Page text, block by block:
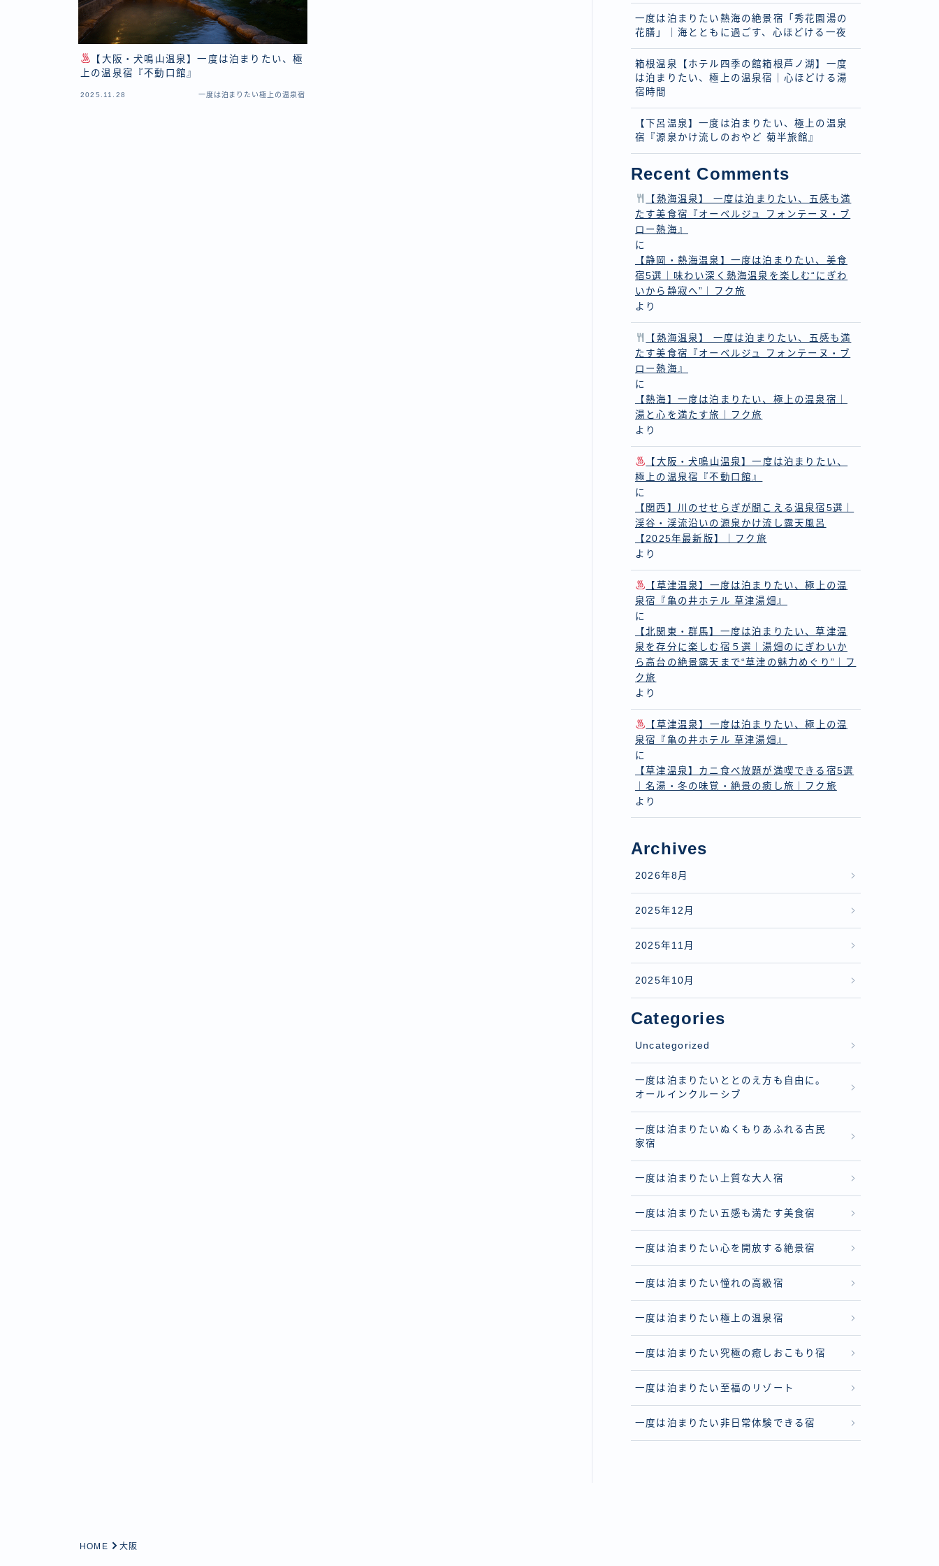
【大阪・犬鳴山温泉】一度は泊まりたい、極
上の温泉宿『不動口館』
2025.11.28 一度は泊まりたい極上の温泉宿
一度は泊まりたい熱海の絶景宿「秀花園湯の
花膳」｜海とともに過ごす、心ほどける一夜
箱根温泉【ホテル四季の館箱根芦ノ湖】一度
は泊まりたい、極上の温泉宿｜心ほどける湯
宿時間
【下呂温泉】一度は泊まりたい、極上の温泉
宿『源泉かけ流しのおやど 菊半旅館』
Recent Comments
【熱海温泉】 一度は泊まりたい、五感も満
たす美食宿『オーベルジュ フォンテーヌ・ブ
ロー熱海』
に
【静岡・熱海温泉】一度は泊まりたい、美食
宿5選｜味わい深く熱海温泉を楽しむ“にぎわ
いから静寂へ”｜フク旅
より
【熱海温泉】 一度は泊まりたい、五感も満
たす美食宿『オーベルジュ フォンテーヌ・ブ
ロー熱海』
に
【熱海】一度は泊まりたい、極上の温泉宿｜
湯と心を満たす旅｜フク旅
より
【大阪・犬鳴山温泉】一度は泊まりたい、
極上の温泉宿『不動口館』
に
【関西】川のせせらぎが聞こえる温泉宿5選｜
渓谷・渓流沿いの源泉かけ流し露天風呂
【2025年最新版】｜フク旅
より
【草津温泉】一度は泊まりたい、極上の温
泉宿『亀の井ホテル 草津湯畑』
に
【北関東・群馬】一度は泊まりたい、草津温
泉を存分に楽しむ宿５選｜湯畑のにぎわいか
ら高台の絶景露天まで“草津の魅力めぐり”｜フ
ク旅
より
【草津温泉】一度は泊まりたい、極上の温
泉宿『亀の井ホテル 草津湯畑』
に
【草津温泉】カニ食べ放題が満喫できる宿5選
｜名湯・冬の味覚・絶景の癒し旅｜フク旅
より
Archives
2026年8月
2025年12月
2025年11月
2025年10月
Categories
Uncategorized
一度は泊まりたいととのえ方も自由に。
オールインクルーシブ
一度は泊まりたいぬくもりあふれる古民
家宿
一度は泊まりたい上質な大人宿
一度は泊まりたい五感も満たす美食宿
一度は泊まりたい心を開放する絶景宿
一度は泊まりたい憧れの高級宿
一度は泊まりたい極上の温泉宿
一度は泊まりたい究極の癒しおこもり宿
一度は泊まりたい至福のリゾート
一度は泊まりたい非日常体験できる宿
HOME 大阪